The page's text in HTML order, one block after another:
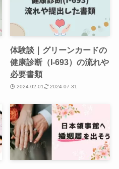
体験談｜グリーンカードの
健康診断（I-693）の流れや
必要書類
2024-02-01 2024-07-31